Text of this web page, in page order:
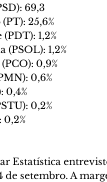
69,3
25,6%
1,2%
(PSOL): 1,2%
0,9%
0,6%
0,4%
0,2%
Estatística
de setembro. A